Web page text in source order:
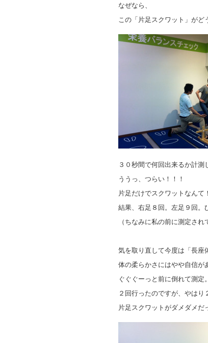
なぜなら、
この「片足スクワット」がど
３０秒間で何回出来るか計測
ううっ、つらい！！！
片足だけでスクワットなんて
結果、右足８回。左足９回。
（ちなみに私の前に測定さ
気を取り直して今度は「長座
体の柔らかさにはやや自信が
ぐぐぐーっと前に倒れて測定。
２回行ったのですが、やはり
片足スクワットがダメダメだ